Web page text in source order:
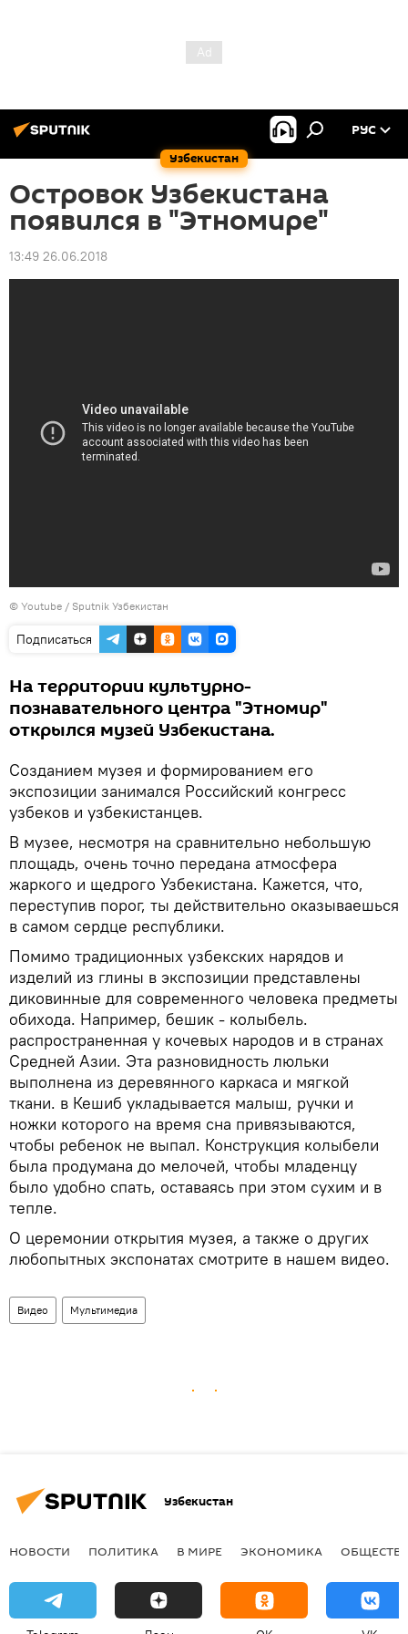
Узбекистан
РУС
Островок Узбекистана
появился в "Этномире"
13:49 26.06.2018
© Youtube / Sputnik Узбекистан
Подписаться
На территории культурно-
познавательного центра "Этномир"
открылся музей Узбекистана.
Созданием музея и формированием его
экспозиции занимался Российский конгресс
узбеков и узбекистанцев.
В музее, несмотря на сравнительно небольшую
площадь, очень точно передана атмосфера
жаркого и щедрого Узбекистана. Кажется, что,
переступив порог, ты действительно оказываешься
в самом сердце республики.
Помимо традиционных узбекских нарядов и
изделий из глины в экспозиции представлены
диковинные для современного человека предметы
обихода. Например, бешик - колыбель.
распространенная у кочевых народов и в странах
Средней Азии. Эта разновидность люльки
выполнена из деревянного каркаса и мягкой
ткани. в Кешиб укладывается малыш, ручки и
ножки которого на время сна привязываются,
чтобы ребенок не выпал. Конструкция колыбели
была продумана до мелочей, чтобы младенцу
было удобно спать, оставаясь при этом сухим и в
тепле.
О церемонии открытия музея, а также о других
любопытных экспонатах смотрите в нашем видео.
Видео Мультимедиа
Узбекистан
НОВОСТИ ПОЛИТИКА В МИРЕ ЭКОНОМИКА